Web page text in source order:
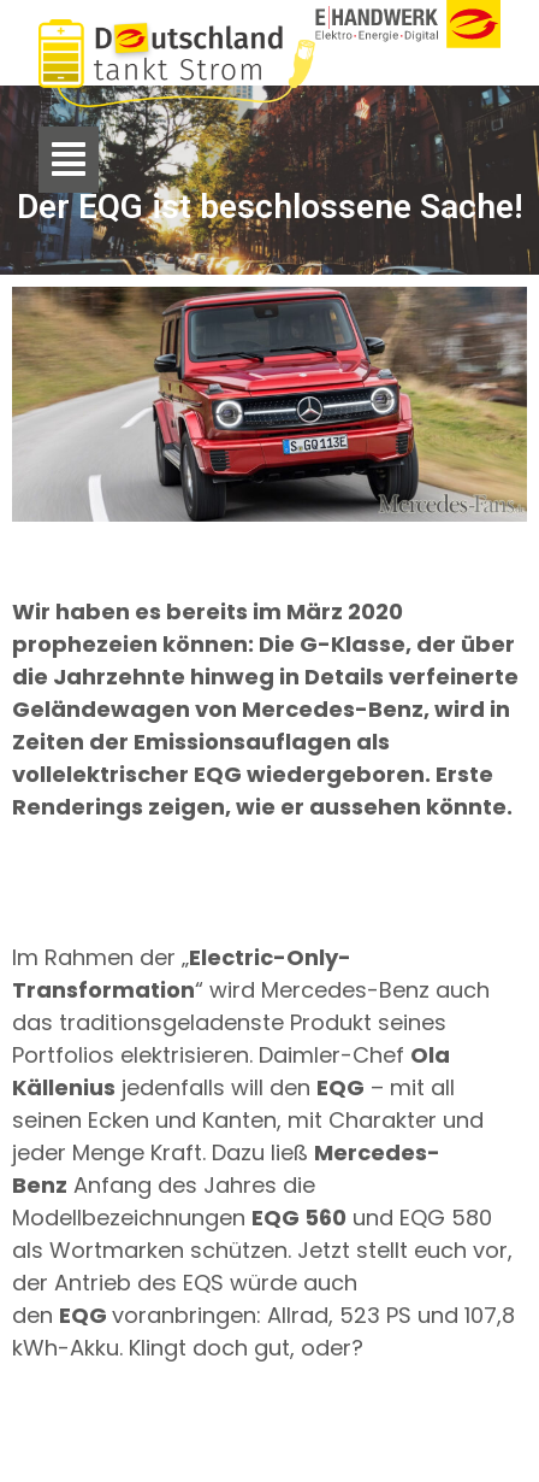
Der EQG ist beschlossene Sache!
Wir haben es bereits im März 2020
prophezeien können: Die G-Klasse, der über
die Jahrzehnte hinweg in Details verfeinerte
Geländewagen von Mercedes-Benz, wird in
Zeiten der Emissionsauflagen als
vollelektrischer EQG wiedergeboren. Erste
Renderings zeigen, wie er aussehen könnte.
Im Rahmen der „Electric-Only-
Transformation“ wird Mercedes-Benz auch
das traditionsgeladenste Produkt seines
Portfolios elektrisieren. Daimler-Chef Ola
Källenius jedenfalls will den EQG – mit all
seinen Ecken und Kanten, mit Charakter und
jeder Menge Kraft. Dazu ließ Mercedes-
Benz Anfang des Jahres die
Modellbezeichnungen EQG 560 und EQG 580
als Wortmarken schützen. Jetzt stellt euch vor,
der Antrieb des EQS würde auch
den EQG voranbringen: Allrad, 523 PS und 107,8
kWh-Akku. Klingt doch gut, oder?